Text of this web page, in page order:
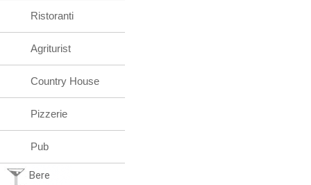
Ristoranti
Agriturist
Country House
Pizzerie
Pub
Bere